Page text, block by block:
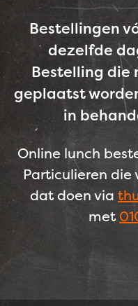
Bestellingen
dezelfde
Bestelling die
geplaatst
in
Online lunch
Particulieren die
dat doen via
met